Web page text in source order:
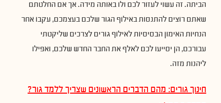
הביתה. זה עשוי לעזור לכם ולו באותה מידה. אך אם החלטתם
שאתם רוצים להתנסות באילוף הגור שלכם בעצמכם, עקבו אחר
הנחיות האימון הבסיסיות לאילוף גורים לצרכים שליקטתי
עבורכם, הן יסייעו לכם לאלף את החבר החדש שלכם, ואפילו
ליהנות מזה.
חינוך גורים: מהם הדברים הראשונים שצריך ללמד גור?